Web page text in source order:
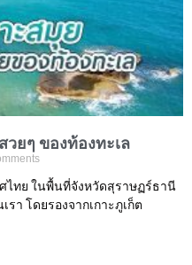
วยๆ ของท้องทะเล
ไทย ในพื้นที่จังหวัดสุราษฏร์ธานี
า โดยรองจากเกาะภูเก็ต